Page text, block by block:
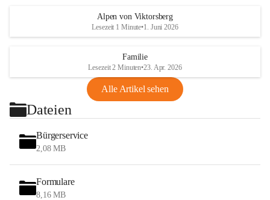
Alpen von Viktorsberg
Lesezeit 1 Minute•1. Juni 2026
Familie
Lesezeit 2 Minuten•23. Apr. 2026
Alle Artikel sehen
Dateien
Bürgerservice
2,08 MB
Formulare
8,16 MB